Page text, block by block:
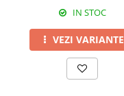
IN STOC
VEZI VARIANTE